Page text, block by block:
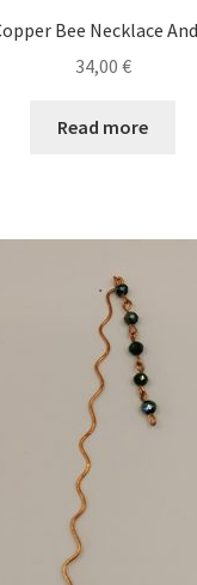
Bee Necklace
34,00 €
Read more